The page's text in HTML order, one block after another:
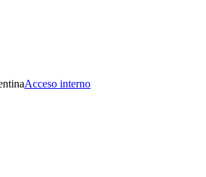
Acceso interno